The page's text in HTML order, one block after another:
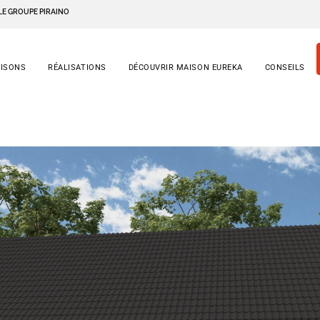
LE GROUPE PIRAINO
RÉALISATIONS DÉCOUVRIR MAISON EUREKA CONSEILS